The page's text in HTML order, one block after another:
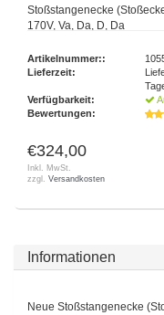
Stoßstangenecke
170V, Va, Da, D, Da
Artikelnummer::
Lieferzeit:
Verfügbarkeit:
Bewertungen:
€324,00
Inkl. MwSt.
zzgl. Versandkosten
Informationen
Neue Stoßstangenecke